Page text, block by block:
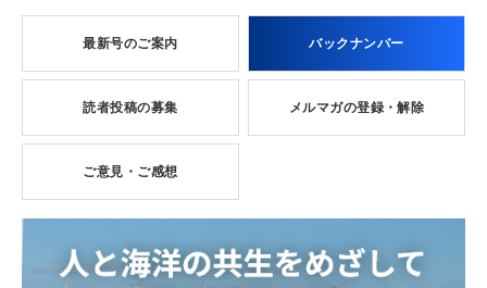
最新号のご案内 バックナンバー
読者投稿の募集 メルマガの登録・解除
ご意見・ご感想